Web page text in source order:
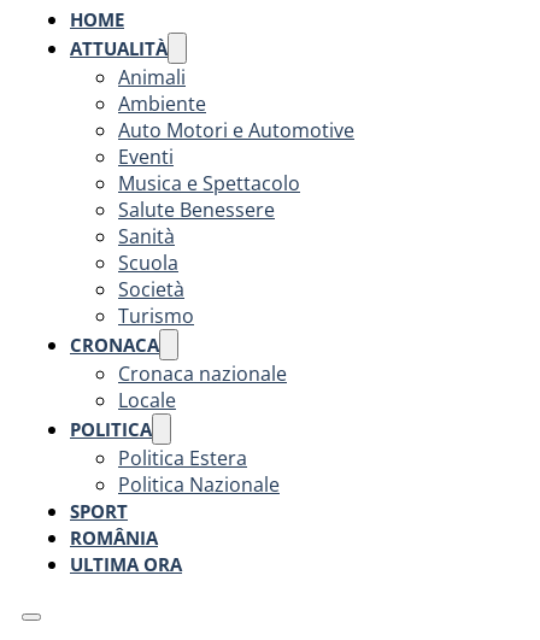
HOME
ATTUALITÀ
Animali
Ambiente
Auto Motori e Automotive
Eventi
Musica e Spettacolo
Salute Benessere
Sanità
Scuola
Società
Turismo
CRONACA
Cronaca nazionale
Locale
POLITICA
Politica Estera
Politica Nazionale
SPORT
ROMÂNIA
ULTIMA ORA